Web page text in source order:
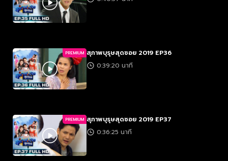
PREMIUM สุภาพบุรุษสุดซอย 2019 EP36
0:39:20 นาที
PREMIUM สุภาพบุรุษสุดซอย 2019 EP37
0:36:25 นาที